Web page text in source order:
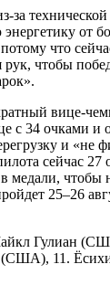
от
что
чтобы
вице-
с 34 очками
и «не
сейчас
медали,
25–26
Гулиан
11.